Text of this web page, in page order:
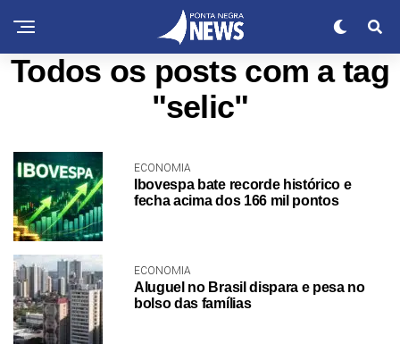
Todos os posts com a tag
"selic"
ECONOMIA
Ibovespa bate recorde histórico e
fecha acima dos 166 mil pontos
ECONOMIA
Aluguel no Brasil dispara e pesa no
bolso das famílias